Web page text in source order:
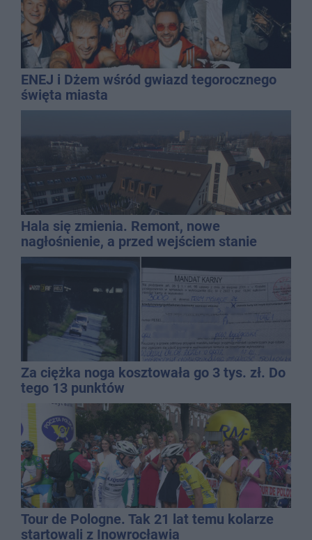
ENEJ i Dżem wśród gwiazd tegorocznego
święta miasta
Hala się zmienia. Remont, nowe
nagłośnienie, a przed wejściem stanie
QEMETICA ARENA
Za ciężka noga kosztowała go 3 tys. zł. Do
tego 13 punktów
Tour de Pologne. Tak 21 lat temu kolarze
startowali z Inowrocławia